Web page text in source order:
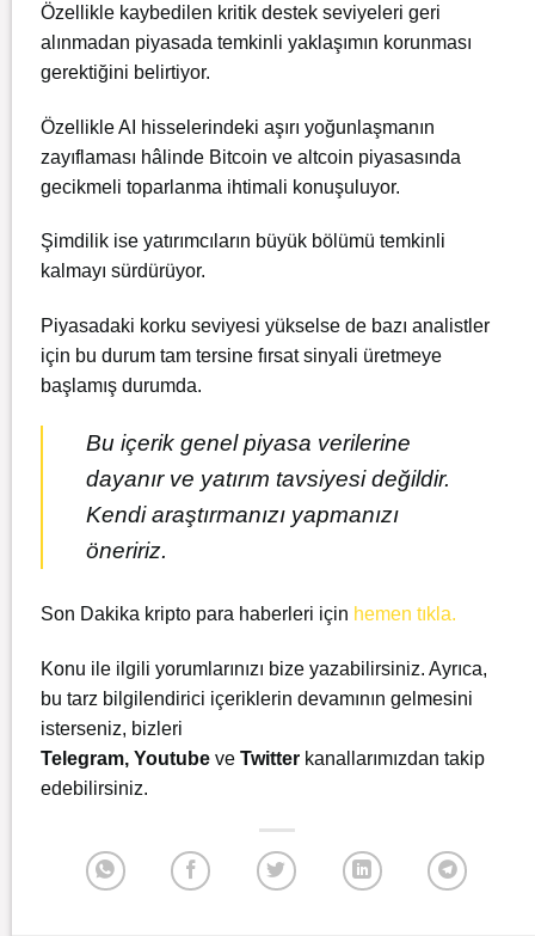
Özellikle kaybedilen kritik destek seviyeleri geri
alınmadan piyasada temkinli yaklaşımın korunması
gerektiğini belirtiyor.
Özellikle AI hisselerindeki aşırı yoğunlaşmanın
zayıflaması hâlinde Bitcoin ve altcoin piyasasında
gecikmeli toparlanma ihtimali konuşuluyor.
Şimdilik ise yatırımcıların büyük bölümü temkinli
kalmayı sürdürüyor.
Piyasadaki korku seviyesi yükselse de bazı analistler
için bu durum tam tersine fırsat sinyali üretmeye
başlamış durumda.
Bu içerik genel piyasa verilerine
dayanır ve yatırım tavsiyesi değildir.
Kendi araştırmanızı yapmanızı
öneririz.
Son Dakika kripto para haberleri için hemen tıkla.
Konu ile ilgili yorumlarınızı bize yazabilirsiniz. Ayrıca,
bu tarz bilgilendirici içeriklerin devamının gelmesini
isterseniz, bizleri
Telegram, Youtube ve Twitter kanallarımızdan takip
edebilirsiniz.